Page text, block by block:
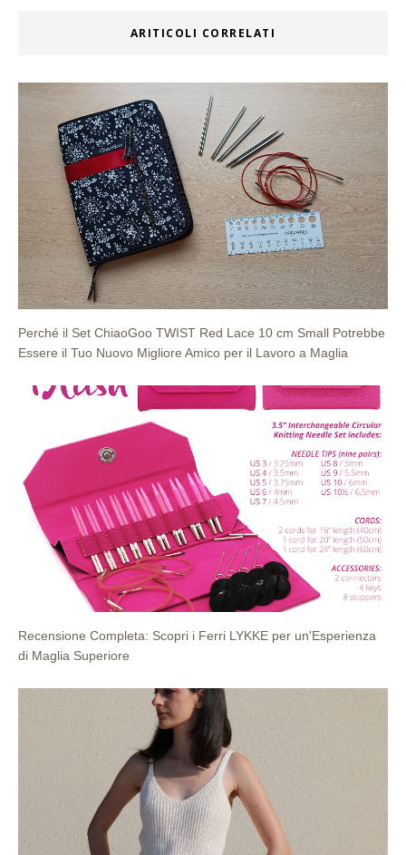
ARITICOLI CORRELATI
Perché il Set ChiaoGoo TWIST Red Lace 10 cm Small Potrebbe
Essere il Tuo Nuovo Migliore Amico per il Lavoro a Maglia
Recensione Completa: Scopri i Ferri LYKKE per un'Esperienza
di Maglia Superiore